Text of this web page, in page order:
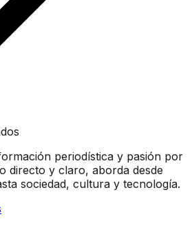
periodística y pasión por
directo y claro, aborda desde
sociedad, cultura y tecnología.